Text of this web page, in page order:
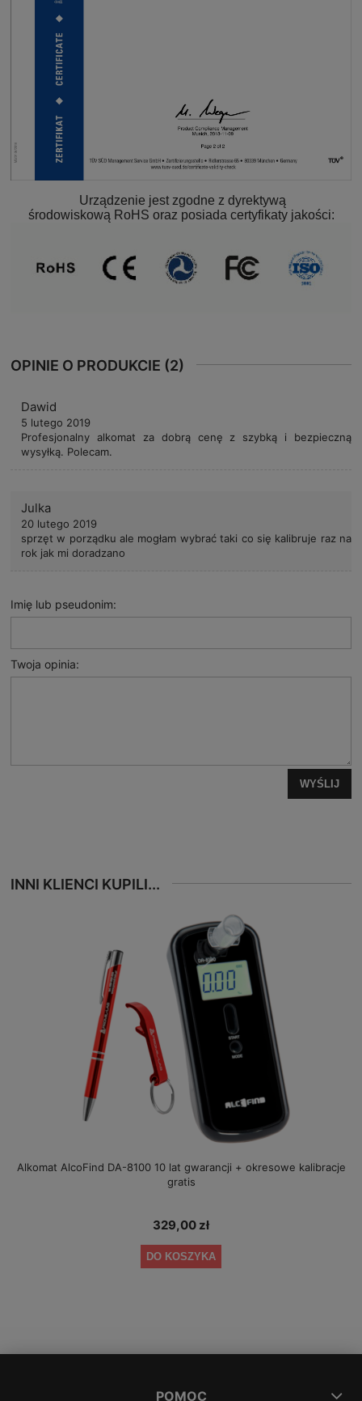
Urządzenie jest zgodne z dyrektywą
środowiskową RoHS oraz posiada certyfikaty jakości:
OPINIE O PRODUKCIE (2)
Dawid
5 lutego 2019
Profesjonalny alkomat za dobrą cenę z szybką i bezpieczną
wysyłką. Polecam.
Julka
20 lutego 2019
sprzęt w porządku ale mogłam wybrać taki co się kalibruje raz na
rok jak mi doradzano
Imię lub pseudonim:
Twoja opinia:
WYŚLIJ
INNI KLIENCI KUPILI...
Alkomat AlcoFind DA-8100 10 lat gwarancji + okresowe kalibracje
gratis
329,00 zł
DO KOSZYKA
POMOC